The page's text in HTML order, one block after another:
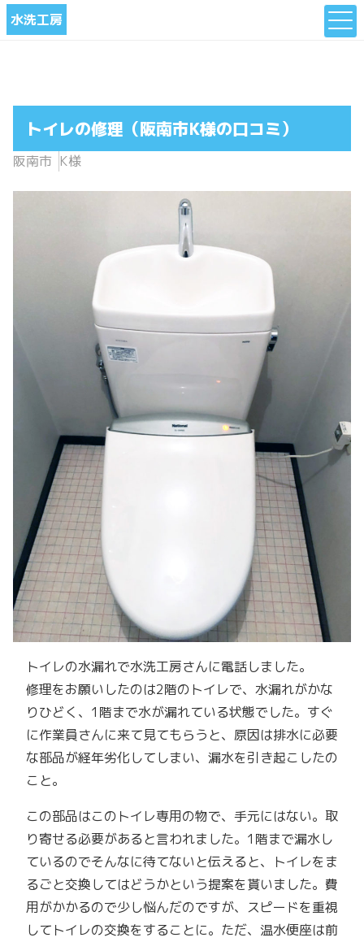
水洗工房
トイレの修理（阪南市K様の口コミ）
阪南市 K様
トイレの水漏れで水洗工房さんに電話しました。
修理をお願いしたのは2階のトイレで、水漏れがかな
りひどく、1階まで水が漏れている状態でした。すぐ
に作業員さんに来て見てもらうと、原因は排水に必要
な部品が経年劣化してしまい、漏水を引き起こしたの
こと。
この部品はこのトイレ専用の物で、手元にはない。取
り寄せる必要があると言われました。1階まで漏水し
ているのでそんなに待てないと伝えると、トイレをま
るごと交換してはどうかという提案を貰いました。費
用がかかるので少し悩んだのですが、スピードを重視
してトイレの交換をすることに。ただ、温水便座は前